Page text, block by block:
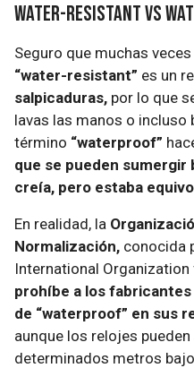
Water-resistant vs
Seguro que muchas
“water-resistant” es un
salpicaduras, por lo que
lavas las manos o incluso
término “waterproof”
que se pueden sumergir
creía, pero estaba
En realidad, la
Normalización, conocida
International
prohíbe a los
de “waterproof” en sus
aunque los relojes
determinados metros